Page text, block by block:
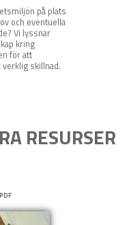
på plats
och eventuella
Vi lyssnar
kring
för att
skillnad.
RESURSER